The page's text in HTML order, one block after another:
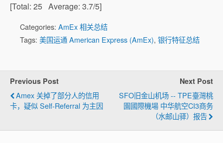
[Total: 25 Average: 3.7/5]
Categories: AmEx 相关总结
Tags: 美国运通 American Express (AmEx), 银行特征总结
Previous Post
Amex 关掉了部分人的信用
卡，疑似 Self-Referral 为主因
Next Post
SFO旧金山机场 -- TPE臺灣桃
園國際機場 中华航空CI3商务
（水邮山驿）报告